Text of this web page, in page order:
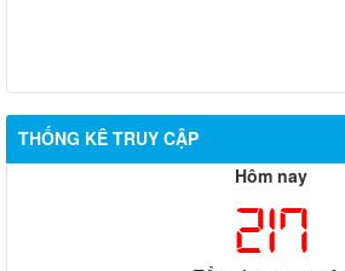
THỐNG KÊ TRUY CẬP
Hôm nay
217